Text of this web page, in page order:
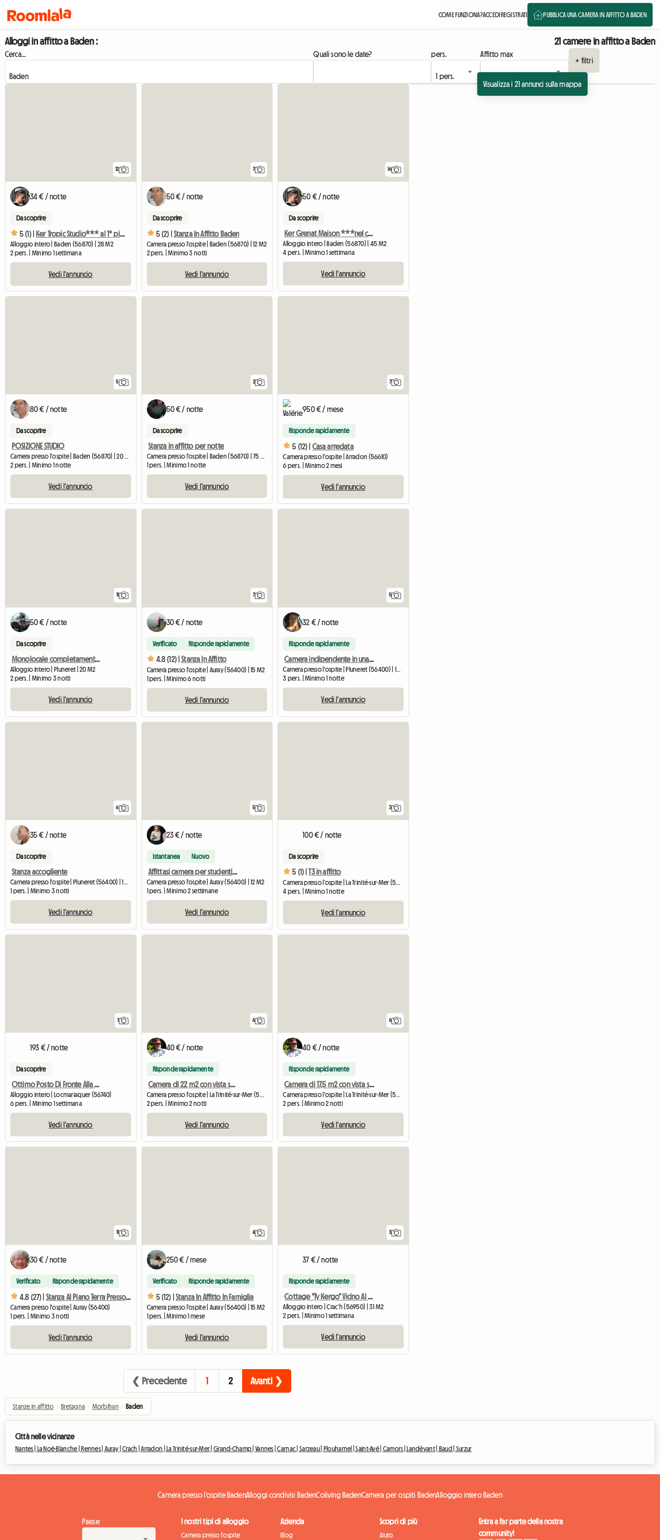
COME FUNZIONA?ACCEDIREGISTRATI PUBBLICA UNA CAMERA IN AFFITTO A BADEN
Alloggi in affitto a Baden : 21 camere in affitto a Baden
Cerca... Quali sono le date? pers.
Affitto max
+ filtri
Visualizza i 21 annunci sulla mappa
12
34 € / notte
Da scoprire
5 (1) | Ker Tropic Studio*** al 1° piano con giardino a Baden
Alloggio intero | Baden (56870) | 28 M2
2 pers. | Minimo 1 settimana
Vedi l'annuncio
7
50 € / notte
Da scoprire
5 (2) | Stanza In Affitto Baden
Camera presso l'ospite | Baden (56870) | 12 M2
2 pers. | Minimo 3 notti
Vedi l'annuncio
16
50 € / notte
Da scoprire
Ker Grenat Maison ***nel cuore del Golfo di Morbihan
Alloggio intero | Baden (56870) | 45 M2
4 pers. | Minimo 1 settimana
Vedi l'annuncio
5
80 € / notte
Da scoprire
POSIZIONE STUDIO
Camera presso l'ospite | Baden (56870) | 20 M2
2 pers. | Minimo 1 notte
Vedi l'annuncio
2
50 € / notte
Da scoprire
Stanza in affitto per notte
Camera presso l'ospite | Baden (56870) | 75 M2
1 pers. | Minimo 1 notte
Vedi l'annuncio
7
950 € / mese
Risponde rapidamente
5 (12) | Casa arredata
Camera presso l'ospite | Arradon (56610)
6 pers. | Minimo 2 mesi
Vedi l'annuncio
11
50 € / notte
Da scoprire
Monolocale completamente attrezzato e arredato, tranquillo, con giardino
Alloggio intero | Pluneret | 20 M2
2 pers. | Minimo 3 notti
Vedi l'annuncio
7
30 € / notte
Verificato Risponde rapidamente
4.8 (12) | Stanza In Affitto
Camera presso l'ospite | Auray (56400) | 15 M2
1 pers. | Minimo 6 notti
Vedi l'annuncio
5
32 € / notte
Risponde rapidamente
Camera indipendente in una casa neobretone vicino alla città
Camera presso l'ospite | Pluneret (56400) | 15 M2
3 pers. | Minimo 1 notte
Vedi l'annuncio
6
35 € / notte
Da scoprire
Stanza accogliente
Camera presso l'ospite | Pluneret (56400) | 13 M2
1 pers. | Minimo 3 notti
Vedi l'annuncio
5
23 € / notte
Istantanea Nuovo
Affittasi camera per studenti o lavoratori stagionali
Camera presso l'ospite | Auray (56400) | 12 M2
1 pers. | Minimo 2 settimane
Vedi l'annuncio
3
100 € / notte
Da scoprire
5 (1) | T3 in affitto
Camera presso l'ospite | La Trinité-sur-Mer (56470)
4 pers. | Minimo 1 notte
Vedi l'annuncio
1
193 € / notte
Da scoprire
Ottimo Posto Di Fronte Alla Baia Di Quiberon
Alloggio intero | Locmariaquer (56740)
6 pers. | Minimo 1 settimana
Vedi l'annuncio
6
40 € / notte
Risponde rapidamente
Camera di 22 m2 con vista sul parco paesaggistico
Camera presso l'ospite | La Trinité-sur-Mer (56470) | 15 M2
2 pers. | Minimo 2 notti
Vedi l'annuncio
6
40 € / notte
Risponde rapidamente
Camera di 17,5 m2 con vista sul parco paesaggistico
Camera presso l'ospite | La Trinité-sur-Mer (56470) | 15 M2
2 pers. | Minimo 2 notti
Vedi l'annuncio
30 € / notte
Verificato Risponde rapidamente
4.8 (27) | Stanza Al Piano Terra Presso L'abitante
Camera presso l'ospite | Auray (56400)
1 pers. | Minimo 3 notti
Vedi l'annuncio
4
250 € / mese
Verificato Risponde rapidamente
5 (12) | Stanza In Affitto In Famiglia
Camera presso l'ospite | Auray (56400) | 15 M2
1 pers. | Minimo 1 mese
Vedi l'annuncio
3
37 € / notte
Risponde rapidamente
Cottage "Ty Kergo" Vicino Al Golfo Di Morbihan
Alloggio intero | Crac'h (56950) | 31 M2
2 pers. | Minimo 1 settimana
Vedi l'annuncio
❮ Precedente 1 2 Avanti ❯
Stanze in affitto › Bretagna › Morbihan › Baden
Città nelle vicinanze
Nantes | La Noë-Blanche | Rennes | Auray |Crach |Arradon | La Trinité-sur-Mer |Grand-Champ | Vannes |Carnac |Sarzeau | Plouharnel |Saint-Avé | Camors | Landévant | Baud | Surzur
Camera presso l'ospite BadenAlloggi condivisi BadenColiving BadenCamera per ospiti BadenAlloggio intero Baden
Paese I nostri tipi di alloggio
Camera presso l'ospite
Azienda
Blog
Scopri di più
Aiuto
Entra a far parte della nostra
community!